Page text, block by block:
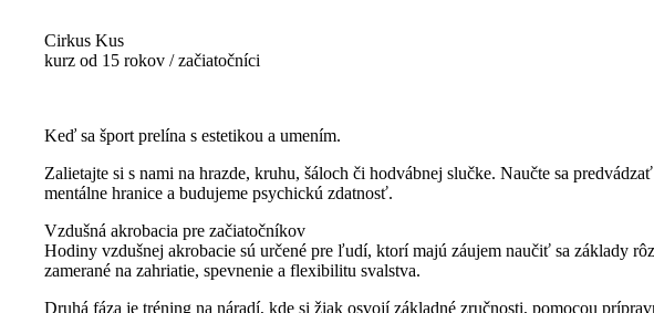
Cirkus Kus
kurz od 15 rokov / začiatočníci
Keď sa šport prelína s estetikou a umením.
Zalietajte si s nami na hrazde, kruhu, šáloch či hodvábnej slučke. Naučte sa
mentálne hranice a budujeme psychickú zdatnosť.
Vzdušná akrobacia pre začiatočníkov
Hodiny vzdušnej akrobacie sú určené pre ľudí, ktorí majú záujem naučiť sa základy
zamerané na zahriatie, spevnenie a flexibilitu svalstva.
Druhá fáza je tréning na náradí, kde si žiak osvojí základné zručnosti, pomocou